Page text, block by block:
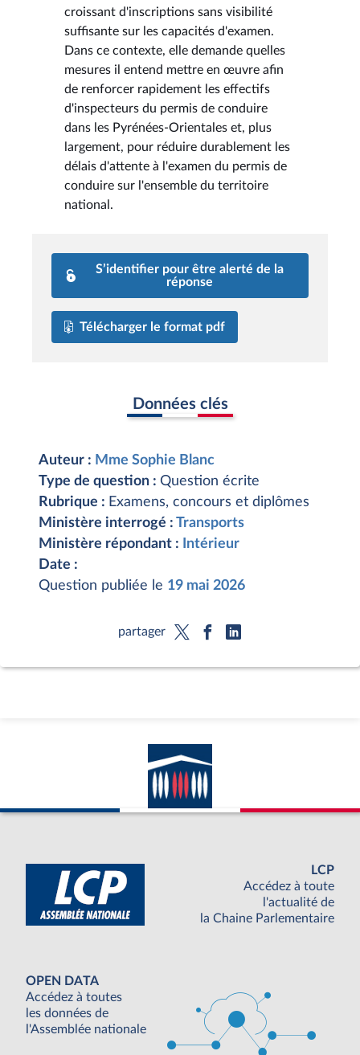
croissant d'inscriptions sans visibilité
suffisante sur les capacités d'examen.
Dans ce contexte, elle demande quelles
mesures il entend mettre en œuvre afin
de renforcer rapidement les effectifs
d'inspecteurs du permis de conduire
dans les Pyrénées-Orientales et, plus
largement, pour réduire durablement les
délais d'attente à l'examen du permis de
conduire sur l'ensemble du territoire
national.
S’identifier pour être alerté de la
réponse
Télécharger le format pdf
Données clés
Auteur : Mme Sophie Blanc
Type de question : Question écrite
Rubrique : Examens, concours et diplômes
Ministère interrogé : Transports
Ministère répondant :
Intérieur
Date :
Question publiée le 19 mai 2026
partager
LCP
Accédez à toute
l'actualité de
la Chaine Parlementaire
OPEN DATA
Accédez à toutes
les données de
l'Assemblée nationale